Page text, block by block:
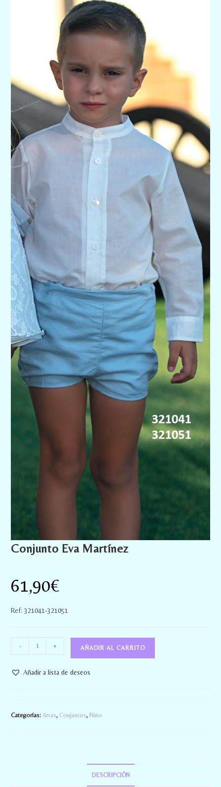
Conjunto Eva Martínez
61,90€
Ref: 321041-321051
- + AÑADIR AL CARRITO
Añadir a lista de deseos
Categorías: Arras, Conjuntos, Niño
DESCRIPCIÓN